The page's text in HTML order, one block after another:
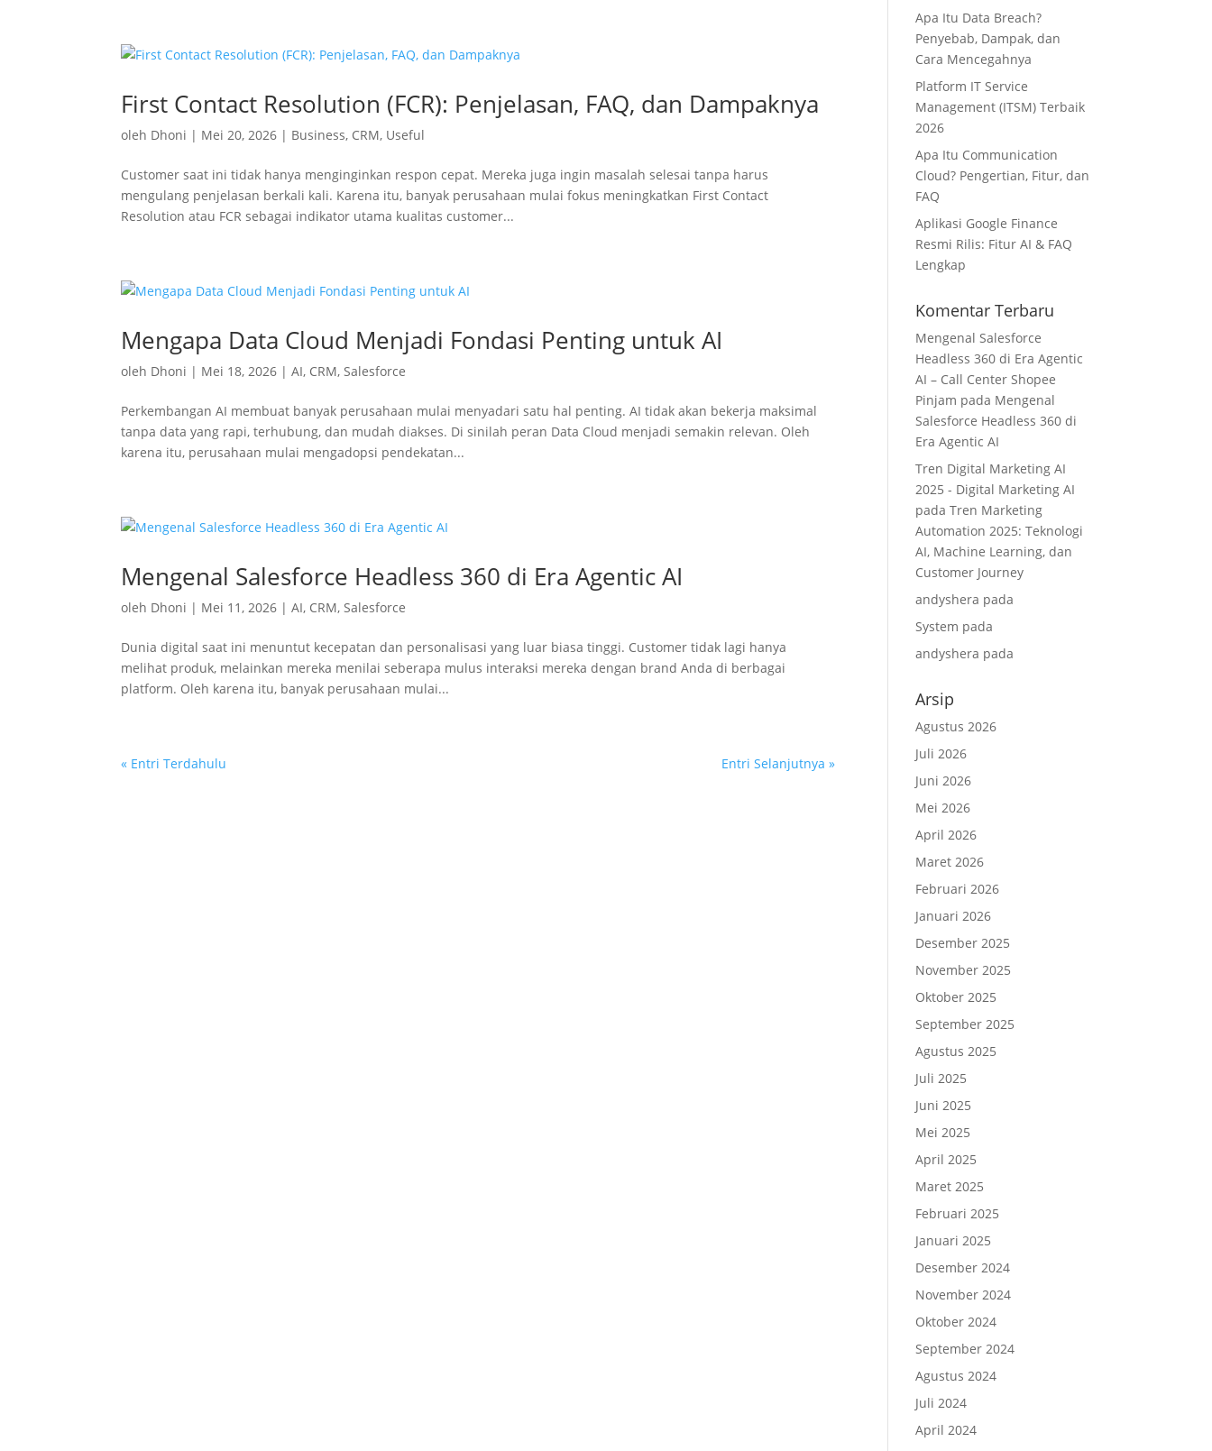
First Contact Resolution (FCR): Penjelasan, FAQ, dan Dampaknya
oleh Dhoni | Mei 20, 2026 | Business, CRM, Useful
Customer saat ini tidak hanya menginginkan respon cepat. Mereka juga ingin masalah selesai tanpa harus
mengulang penjelasan berkali kali. Karena itu, banyak perusahaan mulai fokus meningkatkan First Contact
Resolution atau FCR sebagai indikator utama kualitas customer...
Mengapa Data Cloud Menjadi Fondasi Penting untuk AI
oleh Dhoni | Mei 18, 2026 |AI, CRM,Salesforce
Perkembangan AI membuat banyak perusahaan mulai menyadari satu hal penting. AI tidak akan bekerja maksimal
tanpa data yang rapi, terhubung, dan mudah diakses. Di sinilah peran Data Cloud menjadi semakin relevan. Oleh
karena itu, perusahaan mulai mengadopsi pendekatan...
Mengenal Salesforce Headless 360 di Era Agentic AI
oleh Dhoni | Mei 11, 2026 |AI, CRM,Salesforce
Dunia digital saat ini menuntut kecepatan dan personalisasi yang luar biasa tinggi. Customer tidak lagi hanya
melihat produk, melainkan mereka menilai seberapa mulus interaksi mereka dengan brand Anda di berbagai
platform. Oleh karena itu, banyak perusahaan mulai...
« Entri Terdahulu Entri Selanjutnya »
Apa Itu Data Breach?
Penyebab, Dampak, dan
Cara Mencegahnya
Platform IT Service
Management (ITSM) Terbaik
2026
Apa Itu Communication
Cloud? Pengertian, Fitur, dan
FAQ
Aplikasi Google Finance
Resmi Rilis: Fitur AI & FAQ
Lengkap
Komentar Terbaru
Mengenal Salesforce
Headless 360 di Era Agentic
AI – Call Center Shopee
Pinjam pada Mengenal
Salesforce Headless 360 di
Era Agentic AI
Tren Digital Marketing AI
2025 - Digital Marketing AI
padaTren Marketing
Automation 2025: Teknologi
AI, Machine Learning, dan
Customer Journey
andyshera pada
System pada
andyshera pada
Arsip
Agustus 2026
Juli 2026
Juni 2026
Mei 2026
April 2026
Maret 2026
Februari 2026
Januari 2026
Desember 2025
November 2025
Oktober 2025
September 2025
Agustus 2025
Juli 2025
Juni 2025
Mei 2025
April 2025
Maret 2025
Februari 2025
Januari 2025
Desember 2024
November 2024
Oktober 2024
September 2024
Agustus 2024
Juli 2024
April 2024